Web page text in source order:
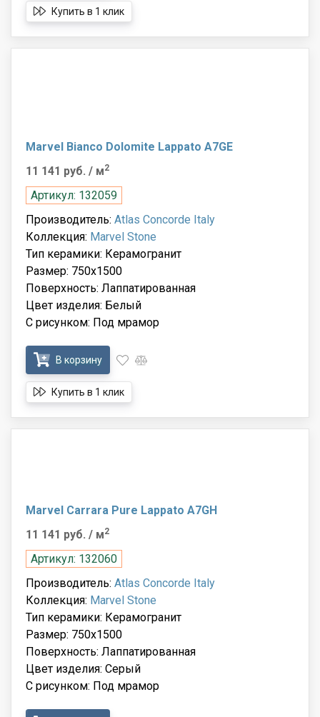
Купить в 1 клик
Marvel Bianco Dolomite Lappato A7GE
11 141 руб. / м2
Артикул: 132059
Производитель: Atlas Concorde Italy
Коллекция: Marvel Stone
Тип керамики: Керамогранит
Размер: 750x1500
Поверхность: Лаппатированная
Цвет изделия: Белый
С рисунком: Под мрамор
В корзину
Купить в 1 клик
Marvel Carrara Pure Lappato A7GH
11 141 руб. / м2
Артикул: 132060
Производитель: Atlas Concorde Italy
Коллекция: Marvel Stone
Тип керамики: Керамогранит
Размер: 750x1500
Поверхность: Лаппатированная
Цвет изделия: Серый
С рисунком: Под мрамор